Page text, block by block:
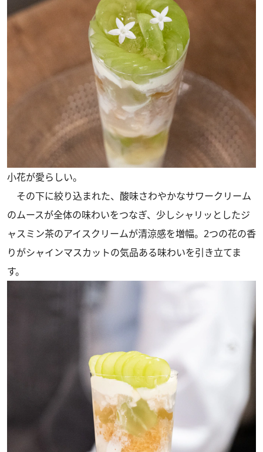
小花が愛らしい。
その下に絞り込まれた、酸味さわやかなサワークリーム
のムースが全体の味わいをつなぎ、少しシャリッとしたジ
ャスミン茶のアイスクリームが清涼感を増幅。2つの花の香
りがシャインマスカットの気品ある味わいを引き立てま
す。